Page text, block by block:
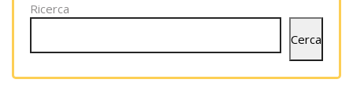
Ricerca
Cerca